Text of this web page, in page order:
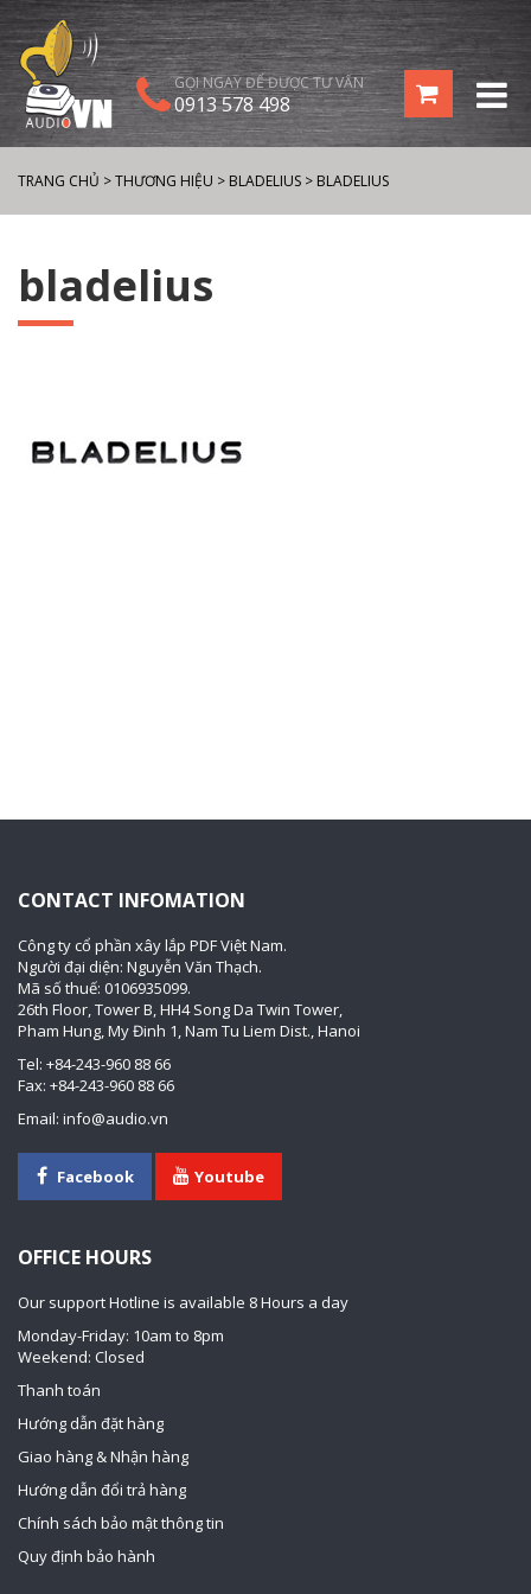
GỌI NGAY ĐỂ ĐƯỢC TƯ VẤN
0913 578 498
TRANG CHỦ >THƯƠNG HIỆU > BLADELIUS > BLADELIUS
bladelius
CONTACT INFOMATION
Công ty cổ phần xây lắp PDF Việt Nam.
Người đại diện: Nguyễn Văn Thạch.
Mã số thuế: 0106935099.
26th Floor, Tower B, HH4 Song Da Twin Tower,
Pham Hung, My Đinh 1, Nam Tu Liem Dist., Hanoi
Tel: +84-243-960 88 66
Fax: +84-243-960 88 66
Email: info@audio.vn
Facebook Youtube
OFFICE HOURS
Our support Hotline is available 8 Hours a day
Monday-Friday: 10am to 8pm
Weekend: Closed
Thanh toán
Hướng dẫn đặt hàng
Giao hàng & Nhận hàng
Hướng dẫn đổi trả hàng
Chính sách bảo mật thông tin
Quy định bảo hành